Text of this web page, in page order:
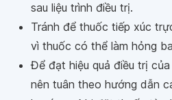
sau liệu trình điều trị.
Tránh để thuốc tiếp xúc
vì thuốc có thể làm hỏng
Để đạt hiệu quả điều trị
nên tuân theo hướng dẫn